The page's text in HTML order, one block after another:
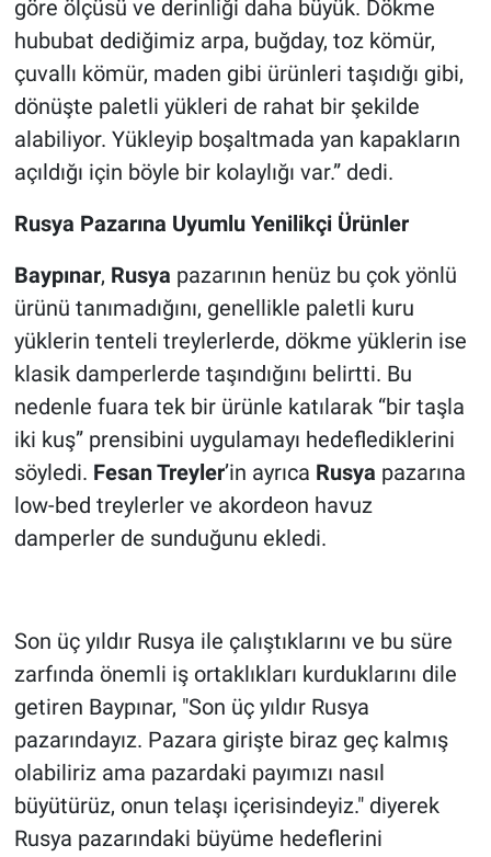
göre ölçüsü ve derinliği daha büyük. Dökme
hububat dediğimiz arpa, buğday, toz kömür,
çuvallı kömür, maden gibi ürünleri taşıdığı gibi,
dönüşte paletli yükleri de rahat bir şekilde
alabiliyor. Yükleyip boşaltmada yan kapakların
açıldığı için böyle bir kolaylığı var.” dedi.
Rusya Pazarına Uyumlu Yenilikçi Ürünler
Baypınar, Rusya pazarının henüz bu çok yönlü
ürünü tanımadığını, genellikle paletli kuru
yüklerin tenteli treylerlerde, dökme yüklerin ise
klasik damperlerde taşındığını belirtti. Bu
nedenle fuara tek bir ürünle katılarak “bir taşla
iki kuş” prensibini uygulamayı hedeflediklerini
söyledi. Fesan Treyler’in ayrıca Rusya pazarına
low-bed treylerler ve akordeon havuz
damperler de sunduğunu ekledi.
Son üç yıldır Rusya ile çalıştıklarını ve bu süre
zarfında önemli iş ortaklıkları kurduklarını dile
getiren Baypınar, "Son üç yıldır Rusya
pazarındayız. Pazara girişte biraz geç kalmış
olabiliriz ama pazardaki payımızı nasıl
büyütürüz, onun telaşı içerisindeyiz." diyerek
Rusya pazarındaki büyüme hedeflerini